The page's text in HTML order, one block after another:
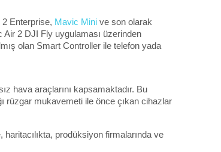
Enterprise, Mavic Mini
2 DJI Fly uygulaması üzerinden
olan Smart Controller ile telefon yada
hava araçlarını kapsamaktadır. Bu
rüzgar mukavemeti ile önce çıkan cihazlar
prodüksiyon firmalarında ve